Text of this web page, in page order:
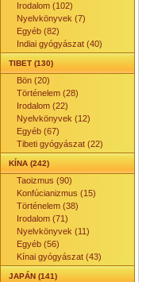
Irodalom (102)
Nyelvkönyvek (7)
Egyéb (82)
Indiai gyógyászat (40)
TIBET (130)
Bön (20)
Történelem (28)
Irodalom (22)
Nyelvkönyvek (12)
Egyéb (67)
Tibeti gyógyászat (22)
KÍNA (242)
Taoizmus (90)
Konfúcianizmus (15)
Történelem (38)
Irodalom (71)
Nyelvkönyvek (11)
Egyéb (56)
Kínai gyógyászat (43)
JAPÁN (141)